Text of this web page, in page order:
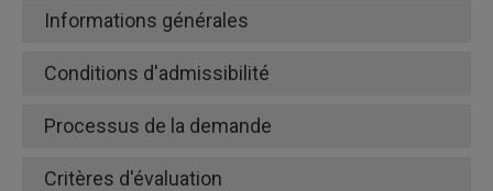
Informations générales
Conditions d'admissibilité
Processus de la demande
Critères d'évaluation